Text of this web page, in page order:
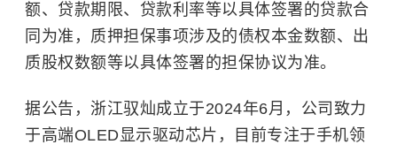
额、贷款期限、贷款利率等以具体签署的贷款合
同为准，质押担保事项涉及的债权本金数额、出
质股权数额等以具体签署的担保协议为准。
据公告，浙江驭灿成立于2024年6月，公司致力
于高端OLED显示驱动芯片，目前专注于手机领